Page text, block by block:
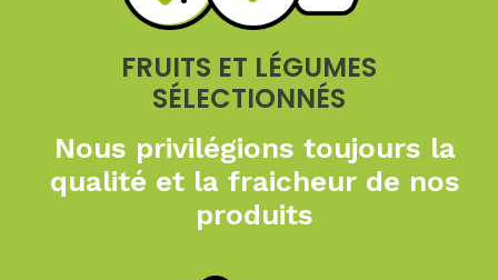
FRUITS ET LÉGUMES
SÉLECTIONNÉS
Nous privilégions toujours la
qualité et la fraicheurde nos
produits